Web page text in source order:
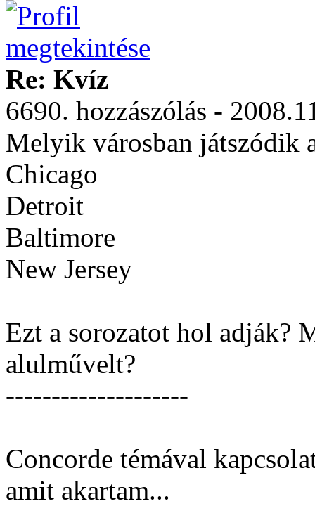
Re: Kvíz
6690. hozzászólás -
Melyik városban játszódik
Chicago
Detroit
Baltimore
New Jersey
Ezt a sorozatot hol adják?
alulművelt?
--------------------
Concorde témával
amit akartam...